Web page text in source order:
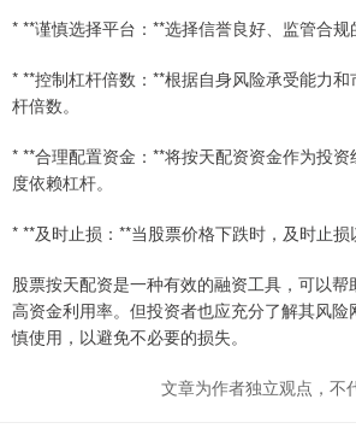
* **谨慎选择平台：**选择信誉良好、监管合规
* **控制杠杆倍数：**根据自身风险承受能力
杆倍数。
* **合理配置资金：**将按天配资资金作为投
度依赖杠杆。
* **及时止损：**当股票价格下跌时，及时止损
股票按天配资是一种有效的融资工具，可以
高资金利用率。但投资者也应充分了解其风
慎使用，以避免不必要的损失。
文章为作者独立观点，不